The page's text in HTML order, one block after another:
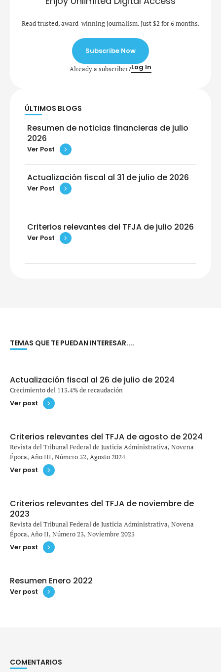
Read trusted, award-winning journalism. Just $2 for 6 months.
Subscribe Now
Already a subscriber?Log In
ÚLTIMOS BLOGS
Resumen de noticias financieras de julio
2026
Ver Post
Actualización fiscal al 31 de julio de 2026
Ver Post
Criterios relevantes del TFJA de julio 2026
Ver Post
TEMAS QUE TE PUEDAN INTERESAR....
Actualización fiscal al 26 de julio de 2024
Crecimiento del 113.4% de recaudación
Ver post
Criterios relevantes del TFJA de agosto de 2024
Revista del Tribunal Federal de Justicia Administrativa, Novena
Época, Año III, Número 32, Agosto 2024
Ver post
Criterios relevantes del TFJA de noviembre de
2023
Revista del Tribunal Federal de Justicia Administrativa, Novena
Época, Año II, Número 23, Noviembre 2023
Ver post
Resumen Enero 2022
Ver post
COMENTARIOS